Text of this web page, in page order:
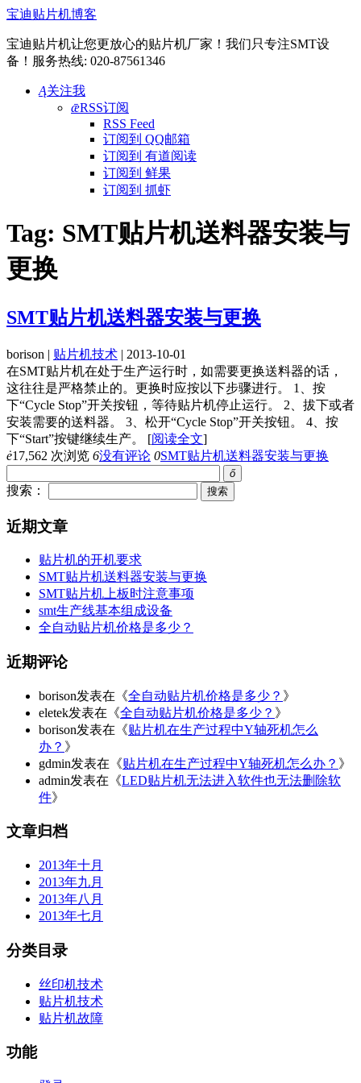
宝迪贴片机博客
宝迪贴片机让您更放心的贴片机厂家！我们只专注SMT设
备！服务热线: 020-87561346
Ą关注我
ǣRSS订阅
RSS Feed
订阅到 QQ邮箱
订阅到 有道阅读
订阅到 鲜果
订阅到 抓虾
Tag: SMT贴片机送料器安装与
更换
SMT贴片机送料器安装与更换
borison | 贴片机技术 | 2013-10-01
在SMT贴片机在处于生产运行时，如需要更换送料器的话，
这往往是严格禁止的。更换时应按以下步骤进行。 1、按
下“Cycle Stop”开关按钮，等待贴片机停止运行。 2、拔下或者
安装需要的送料器。 3、松开“Cycle Stop”开关按钮。 4、按
下“Start”按键继续生产。 [阅读全文]
ė17,562 次浏览 6没有评论 0SMT贴片机送料器安装与更换
ő
搜索：
近期文章
贴片机的开机要求
SMT贴片机送料器安装与更换
SMT贴片机上板时注意事项
smt生产线基本组成设备
全自动贴片机价格是多少？
近期评论
borison发表在《全自动贴片机价格是多少？ 》
eletek发表在《全自动贴片机价格是多少？ 》
borison发表在《贴片机在生产过程中Y轴死机怎么
办？ 》
gdmin发表在《贴片机在生产过程中Y轴死机怎么办？ 》
admin发表在《LED贴片机无法进入软件也无法删除软
件》
文章归档
2013年十月
2013年九月
2013年八月
2013年七月
分类目录
丝印机技术
贴片机技术
贴片机故障
功能